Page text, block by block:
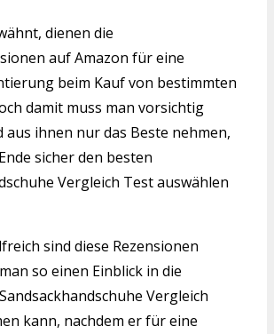
dienen die
auf Amazon für eine
beim Kauf von bestimmten
damit muss man vorsichtig
aus ihnen nur das Beste nehmen,
sicher den besten
Vergleich Test auswählen
sind diese Rezensionen
so einen Einblick in die
Vergleich
kann, nachdem er für eine